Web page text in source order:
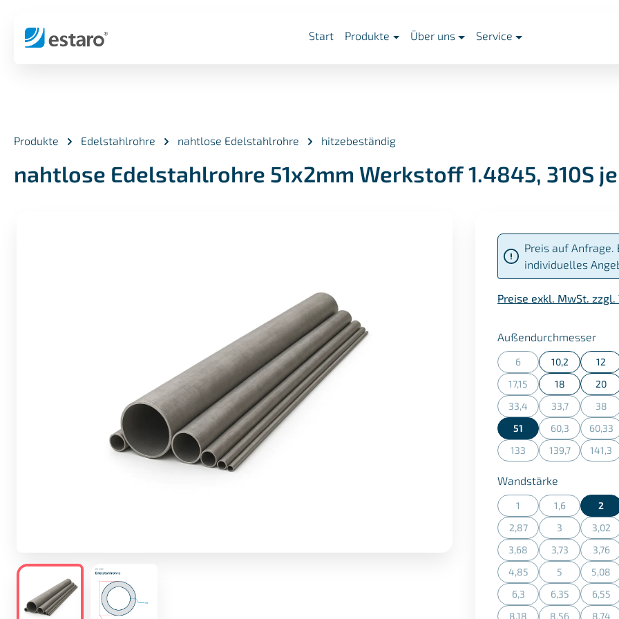
Start
Produkte Über uns Service
Produkte Edelstahlrohre nahtlose Edelstahlrohre hitzebeständig
nahtlose Edelstahlrohre 51x2mm Werkstoff 1.4845, 310S je
Preis auf
individuelles
Preise exkl. MwSt.
Außendurchmesser
6
(Diese Option ist zurzeit
10,2 12
17,15
(Diese Option ist zurzeit
18 20
33,4
(Diese Option ist zurzeit
33,7
(Diese Option
38
51 60,3
(Diese Option
60,33
133
(Diese Option ist zurzeit
139,7
(Diese Option
141,3
Wandstärke
1
(Diese Option ist zurzeit
1,6
(Diese Option
2
2,87
(Diese Option ist zurzeit
3
(Diese Option
3,02
3,68
(Diese Option ist zurzeit
3,73
(Diese Option
3,76
4,85
(Diese Option ist zurzeit
5
(Diese Option
5,08
6,3
(Diese Option ist zurzeit
6,35
(Diese Option
6,55
8,18 8,56 8,74